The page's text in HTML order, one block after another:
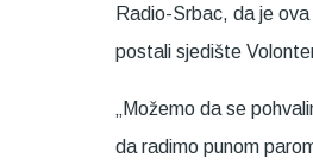
Radio-Srbac, da je
postali sjedište
„Možemo da se
da radimo punom